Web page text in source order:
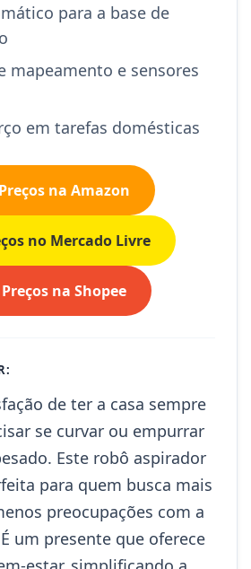
para a base de
mapeamento e sensores
em tarefas domésticas
na Amazon
no Mercado Livre
na Shopee
de ter a casa sempre
se curvar ou empurrar
Este robô aspirador
para quem busca mais
preocupações com a
um presente que oferece